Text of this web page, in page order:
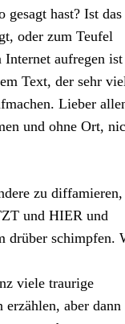
hast? Ist das
oder zum Teufel
aufregen ist
Text, der sehr
Lieber
und ohne Ort,
zu diffamieren,
und HIER und
drüber schimpfen.
viele traurige
erzählen, aber dann